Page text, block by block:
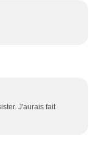
J'aurais fait